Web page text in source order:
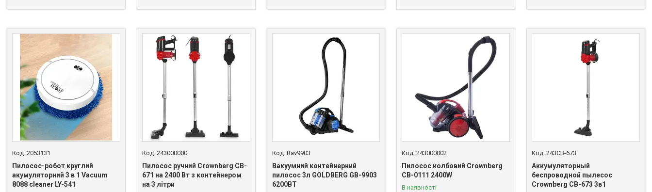
2053131
Пилосос-робот круглий
акумуляторний 3 в 1 Vacuum
8088 cleaner LY-541
243000000
Пилосос ручний Crownberg CB-
671 на 2400 Вт з контейнером
на 3 літри
Rav9903
Вакуумний контейнерний
пилосос 3л GOLDBERG GB-9903
6200ВТ
243000002
Пилосос колбовий Crownberg
CB-0111 2400W
В наявності
243CB-673
Аккумуляторный
беспроводной пылесос
Crownberg CB-673 3в1